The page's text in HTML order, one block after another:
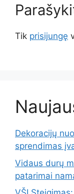
Tik prisijungę
Dekoracijų
sprendimas
Vidaus durų
patarimai